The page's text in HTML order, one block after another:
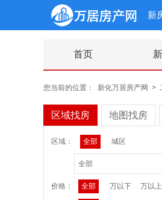
新
首页
您当前的位置： 新化万居房产网 >
区域找房 地图找房
区域： 全部 城区
全部
价格： 全部 万以下 万以上